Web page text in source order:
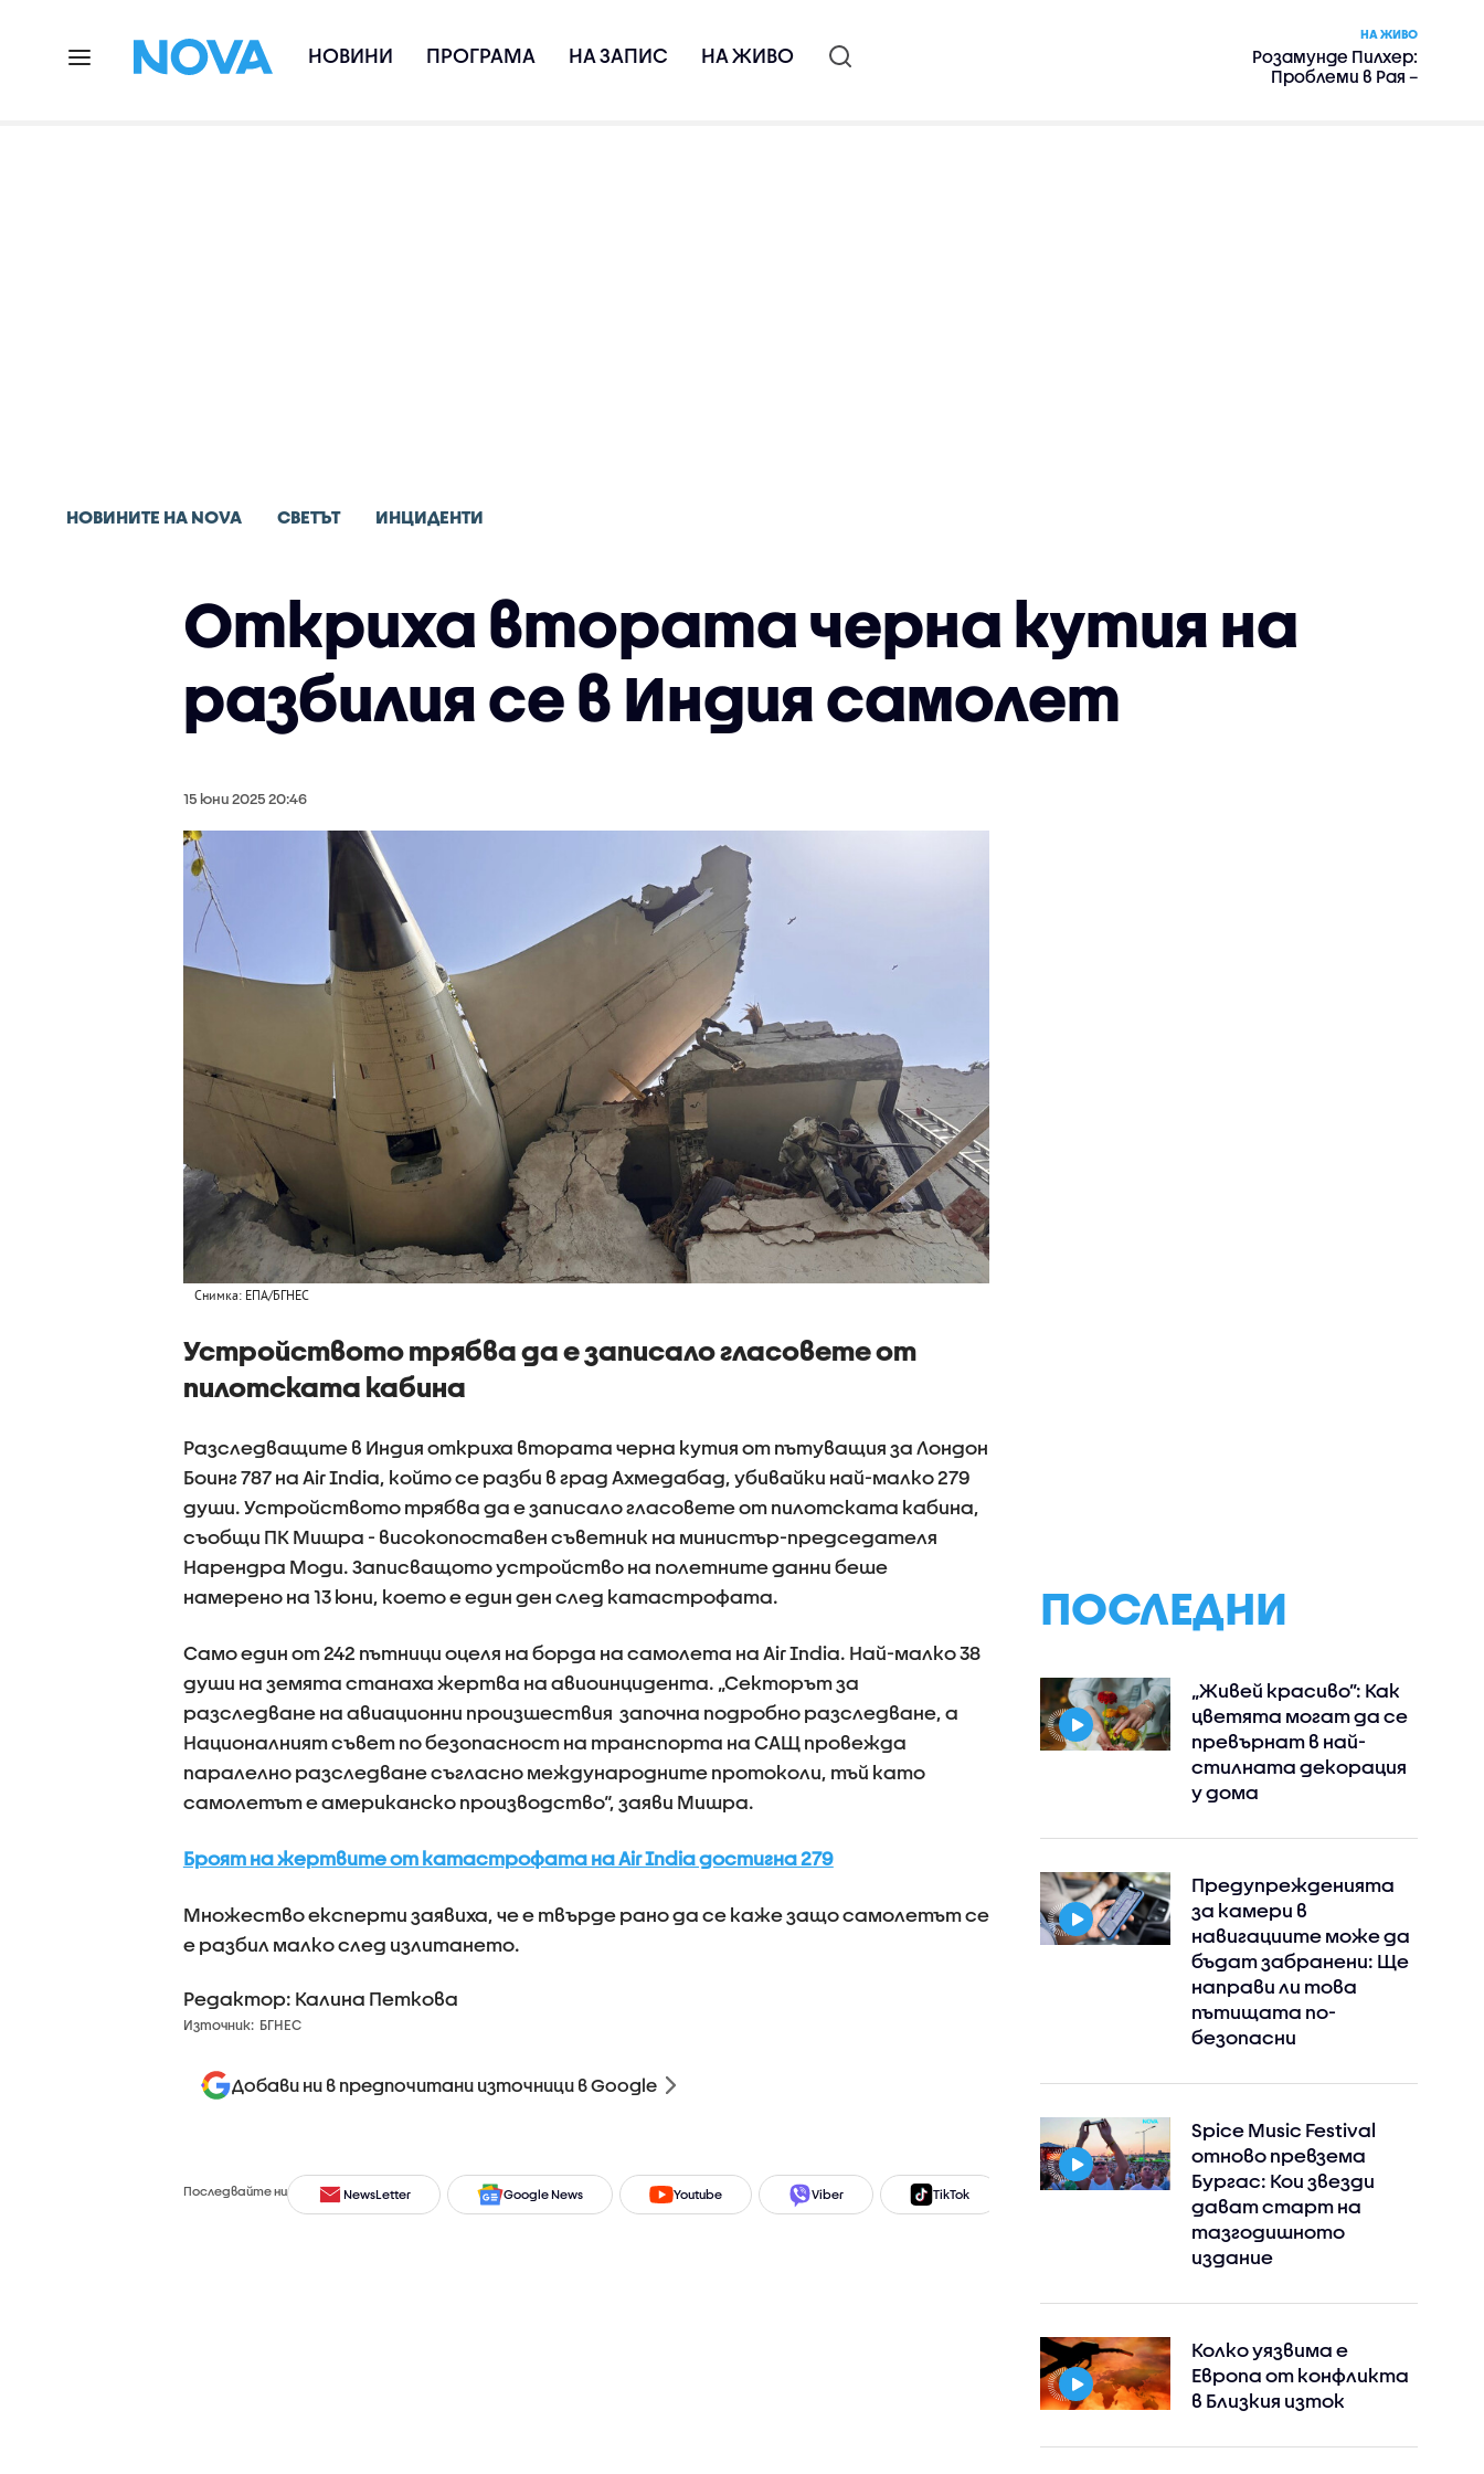
НОВИНИ ПРОГРАМА НА ЗАПИС НА ЖИВО
НА ЖИВО
Розамунде Пилхер:
Проблеми в Рая –
НОВИНИТЕ НА NOVA СВЕТЪТ ИНЦИДЕНТИ
Откриха втората черна кутия на
разбилия се в Индия самолет
15 юни 2025 20:46
Снимка: ЕПА/БГНЕС
Устройството трябва да е записало гласовете от
пилотската кабина
Разследващите в Индия откриха втората черна кутия от пътуващия за Лондон
Боинг 787 на Air India, който се разби в град Ахмедабад, убивайки най-малко 279
души. Устройството трябва да е записало гласовете от пилотската кабина,
съобщи ПК Мишра - високопоставен съветник на министър-председателя
Нарендра Моди. Записващото устройство на полетните данни беше
намерено на 13 юни, което е един ден след катастрофата.
Само един от 242 пътници оцеля на борда на самолета на Air India. Най-малко 38
души на земята станаха жертва на авиоинцидента. „Секторът за
разследване на авиационни произшествия започна подробно разследване, а
Националният съвет по безопасност на транспорта на САЩ провежда
паралелно разследване съгласно международните протоколи, тъй като
самолетът е американско производство“, заяви Мишра.
Броят на жертвите от катастрофата на Air India достигна 279
Множество експерти заявиха, че е твърде рано да се каже защо самолетът се
е разбил малко след излитането.
Редактор: Калина Петкова
Източник: БГНЕС
Добави ни в предпочитани източници в Google
Последвайте ни NewsLetter Google News Youtube Viber TikTok Instagram Facebook
ПОСЛЕДНИ
„Живей красиво”: Как
цветята могат да се
превърнат в най-
стилната декорация
у дома
Предупрежденията
за камери в
навигациите може да
бъдат забранени: Ще
направи ли това
пътищата по-
безопасни
Spice Music Festival
отново превзема
Бургас: Кои звезди
дават старт на
тазгодишното
издание
Колко уязвима е
Европа от конфликта
в Близкия изток